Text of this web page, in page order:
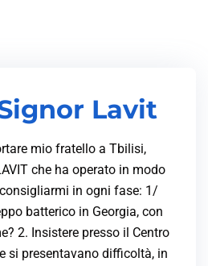
Lavit
mio fratello a Tbilisi,
che ha operato in modo
consigliarmi in ogni fase: 1/
batterico in Georgia, con
2. Insistere presso il Centro
si presentavano difficoltà, in